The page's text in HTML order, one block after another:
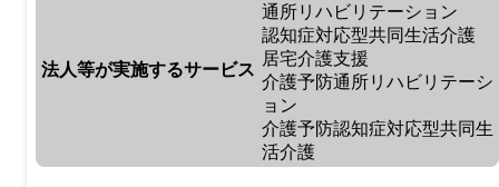
法人等が実施するサービス
通所リハビリテーション
認知症対応型共同生活介護
居宅介護支援
介護予防通所リハビリテーシ
ョン
介護予防認知症対応型共同生
活介護